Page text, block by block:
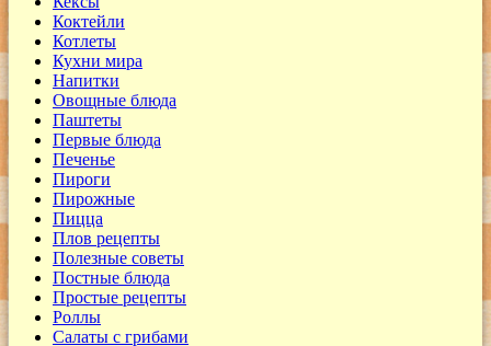
Коктейли
Котлеты
Кухни мира
Напитки
Овощные блюда
Паштеты
Первые блюда
Печенье
Пироги
Пирожные
Пицца
Плов рецепты
Полезные советы
Постные блюда
Простые рецепты
Роллы
Салаты с грибами